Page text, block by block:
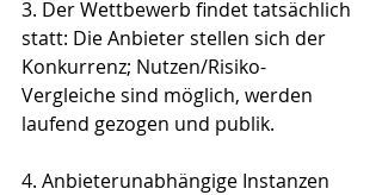
3. Der Wettbewerb findet tatsächlich
statt: Die Anbieter stellen sich der
Konkurrenz; Nutzen/Risiko-
Vergleiche sind möglich, werden
laufend gezogen und publik.
4. Anbieterunabhängige Instanzen